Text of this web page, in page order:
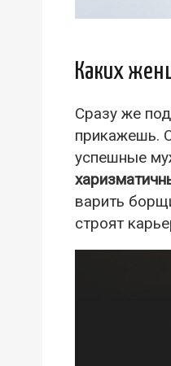
Каких
Сразу же
прикажешь.
успешные
варить
строят